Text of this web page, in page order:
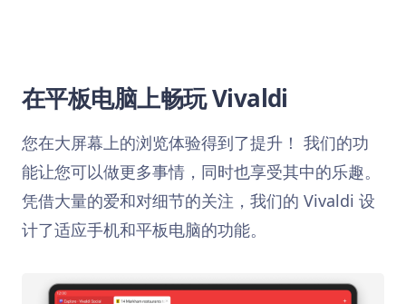
在平板电脑上畅玩 Vivaldi
您在大屏幕上的浏览体验得到了提升！ 我们的功
能让您可以做更多事情，同时也享受其中的乐趣。
凭借大量的爱和对细节的关注，我们的 Vivaldi 设
计了适应手机和平板电脑的功能。